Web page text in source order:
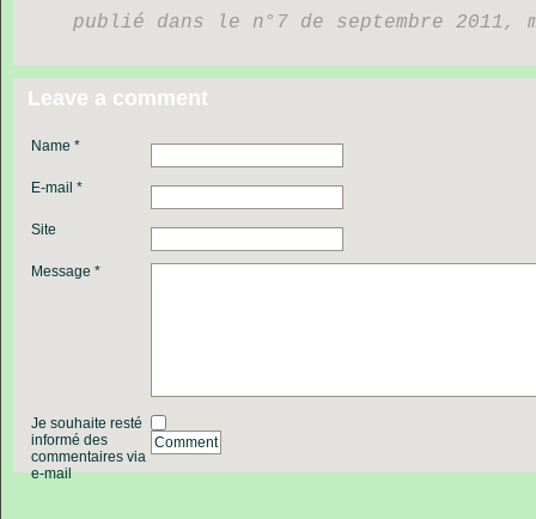
publié dans le n°7 de septembre
Leave a comment
Name *
E-mail *
Site
Message *
Je souhaite resté
informé des
commentaires via
e-mail
Comment